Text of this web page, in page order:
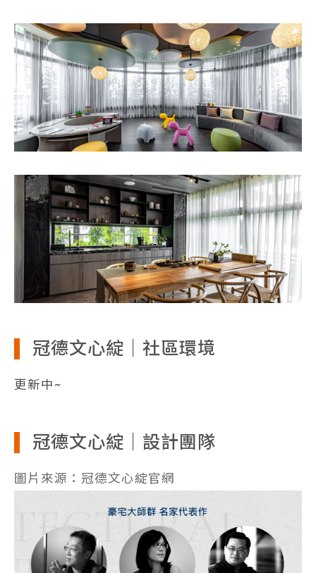
冠德文心綻｜社區環境
更新中~
冠德文心綻｜設計團隊
圖片來源：冠德文心綻官網